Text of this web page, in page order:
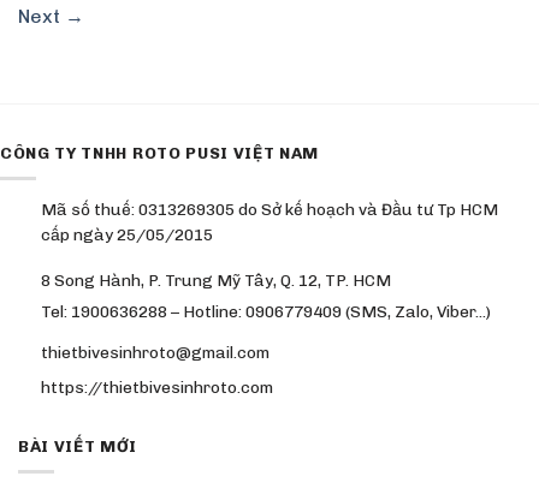
Next →
CÔNG TY TNHH ROTO PUSI VIỆT NAM
Mã số thuế: 0313269305 do Sở kế hoạch và Đầu tư Tp HCM
cấp ngày 25/05/2015
8 Song Hành, P. Trung Mỹ Tây, Q. 12, TP. HCM
Tel: 1900636288 – Hotline: 0906779409 (SMS, Zalo, Viber…)
thietbivesinhroto@gmail.com
https://thietbivesinhroto.com
BÀI VIẾT MỚI